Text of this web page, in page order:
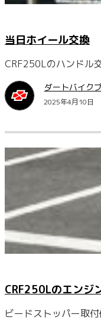
当日ホイール交換
CRF250Lのハンドル
ダートバイク
2025年4月10日
CRF250Lのエンジ
ビードストッパー取